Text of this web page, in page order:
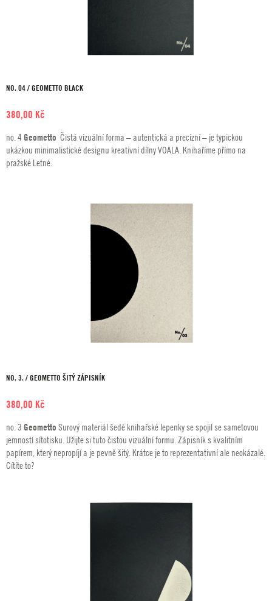
NO. 04 / GEOMETTO BLACK
380,00 Kč
no. 4 Geometto Čistá vizuální forma – autentická a precizní – je typickou
ukázkou minimalistické designu kreativní dílny VOALA. Knihaříme přímo na
pražské Letné.
NO. 3. / GEOMETTO ŠITÝ ZÁPISNÍK
380,00 Kč
no. 3 Geometto Surový materiál šedé knihařské lepenky se spojil se sametovou
jemností sítotisku. Užijte si tuto čistou vizuální formu. Zápisník s kvalitním
papírem, který nepropíjí a je pevně šitý. Krátce je to reprezentativní ale neokázalé.
Cítíte to?